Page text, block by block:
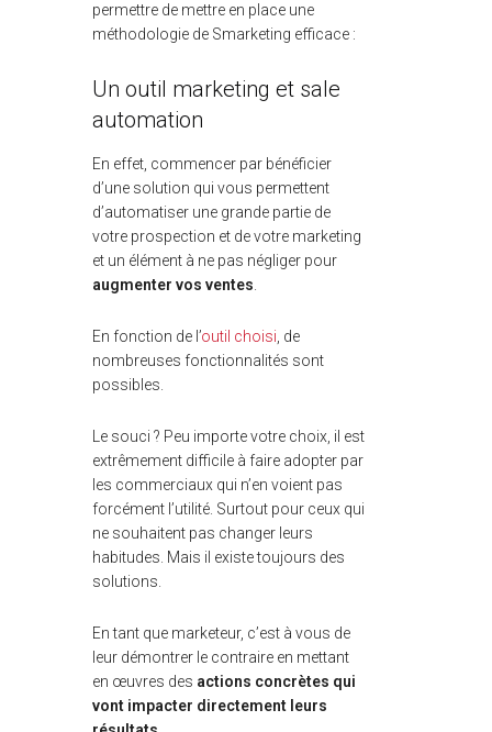
permettre de mettre en place une
méthodologie de Smarketing efficace :
Un outil marketing et sale
automation
En effet, commencer par bénéficier
d’une solution qui vous permettent
d’automatiser une grande partie de
votre prospection et de votre marketing
et un élément à ne pas négliger pour
augmenter vos ventes.
En fonction de l’outil choisi, de
nombreuses fonctionnalités sont
possibles.
Le souci ? Peu importe votre choix, il est
extrêmement difficile à faire adopter par
les commerciaux qui n’en voient pas
forcément l’utilité. Surtout pour ceux qui
ne souhaitent pas changer leurs
habitudes. Mais il existe toujours des
solutions.
En tant que marketeur, c’est à vous de
leur démontrer le contraire en mettant
en œuvres des actions concrètes qui
vont impacter directement leurs